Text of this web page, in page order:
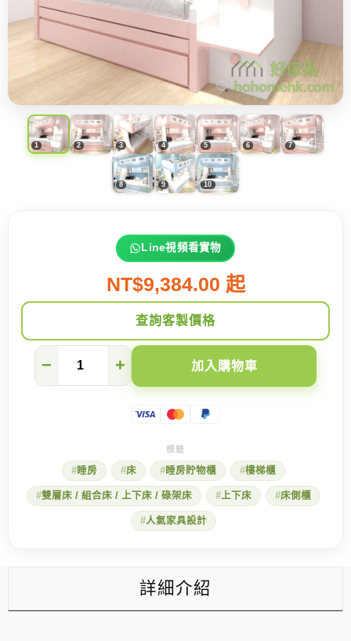
Line視頻看實物
NT$9,384.00 起
查詢客製價格
一
下
4
− + 加入購物車
睡房 床 睡房貯物櫃 樓梯櫃
雙層床 / 組合床 / 上下床 / 碌架床 上下床 床側櫃
人氣家具設計
詳細介紹